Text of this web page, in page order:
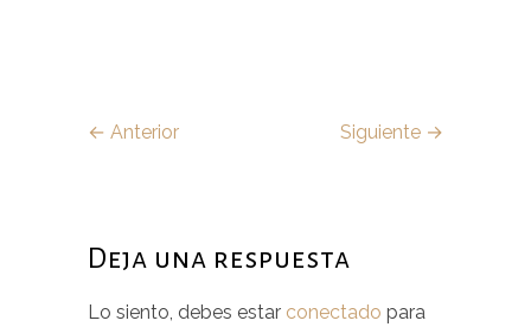
← Anterior Siguiente →
Deja una respuesta
Lo siento, debes estar conectado para